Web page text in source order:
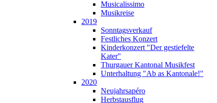
Musicalissimo
Musikreise
2019
Sonntagsverkauf
Festliches Konzert
Kinderkonzert "Der gestiefelte
Kater"
Thurgauer Kantonal Musikfest
Unterhaltung "Ab as Kantonale!"
2020
Neujahrsapéro
Herbstausflug